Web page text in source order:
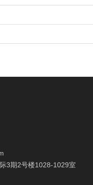
3期2号楼1028-1029室